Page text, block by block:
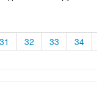
31 32 33
34